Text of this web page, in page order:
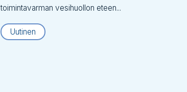
toimintavarman vesihuollon eteen...
Uutinen